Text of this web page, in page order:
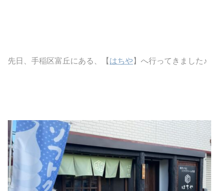
先日、手稲区富丘にある、【 はちや 】へ行ってきました♪